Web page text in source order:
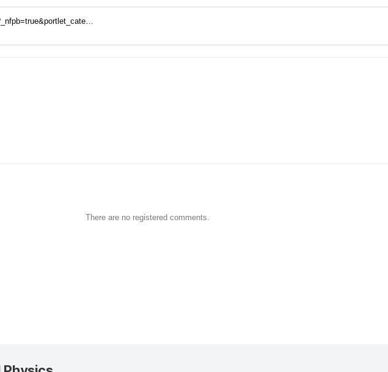
There are no registered comments.